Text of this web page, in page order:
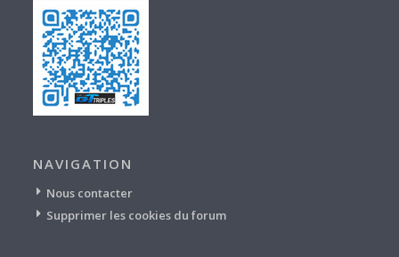
NAVIGATION
Nous contacter
Supprimer les cookies du forum